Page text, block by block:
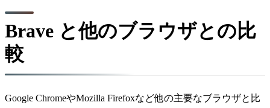
Brave と他のブラウザとの比
較
Google ChromeやMozilla Firefoxなど他の主要なブラウザと比